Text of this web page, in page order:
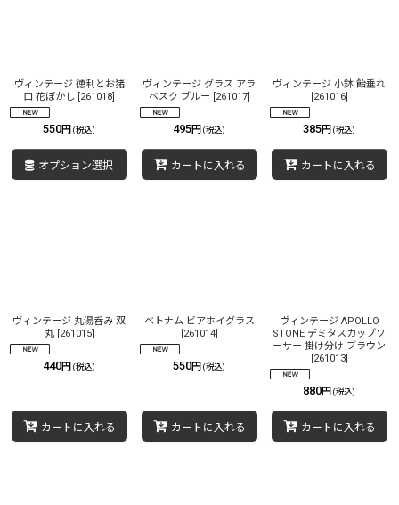
ヴィンテージ 徳利とお猪
口 花ぼかし [261018]
550円 (税込)
オプション選択
ヴィンテージ グラス アラ
ベスク ブルー [261017]
495円 (税込)
カートに入れる
ヴィンテージ 小鉢 飴垂れ
[261016]
385円 (税込)
カートに入れる
ヴィンテージ 丸湯呑み 双
丸 [261015]
440円 (税込)
カートに入れる
ベトナム ビアホイグラス
[261014]
550円 (税込)
カートに入れる
ヴィンテージ APOLLO
STONE デミタスカップソ
ーサー 掛け分け ブラウン
[261013]
880円 (税込)
カートに入れる